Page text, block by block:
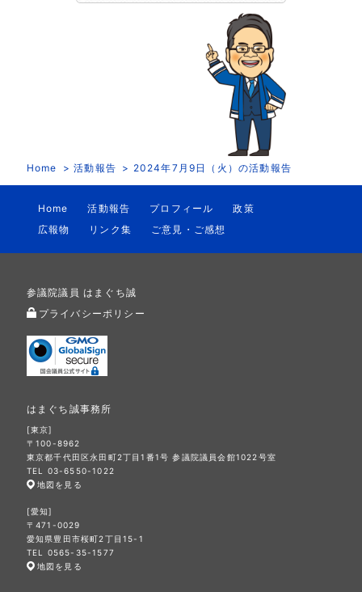
Home 活動報告 2024年7月9日（火）の活動報告
Home 活動報告 プロフィール
政策
広報物
リンク集 ご意見・ご感想
参議院議員 はまぐち誠
プライバシーポリシー
はまぐち誠事務所
[東京]
〒100-8962
東京都千代田区永田町2丁目1番1号 参議院議員会館1022号室
TEL 03-6550-1022
地図を見る
[愛知]
〒471-0029
愛知県豊田市桜町2丁目15-1
TEL 0565-35-1577
地図を見る